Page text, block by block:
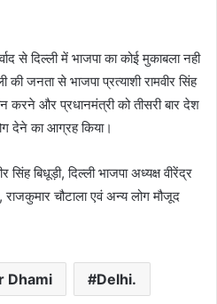
से दिल्ली में भाजपा का कोई मुकाबला नही
की जनता से भाजपा प्रत्याशी रामवीर सिंह
करने और प्रधानमंत्री को तीसरी बार देश
देने का आग्रह किया।
सिंह बिधूड़ी, दिल्ली भाजपा अध्यक्ष वीरेंद्र
चौटाला एवं अन्य लोग मौजूद
Dhami Delhi.